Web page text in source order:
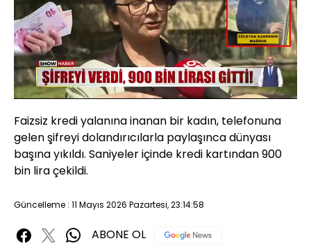
Sesi
Aç
480P
Yüklendi:
39.33%
Oynatma
Hızı
Faizsiz kredi yalanına inanan bir kadın, telefonuna
gelen şifreyi dolandırıcılarla paylaşınca dünyası
başına yıkıldı. Saniyeler içinde kredi kartından 900
bin lira çekildi.
Güncelleme : 11 Mayıs 2026 Pazartesi, 23:14:58
ABONE OL